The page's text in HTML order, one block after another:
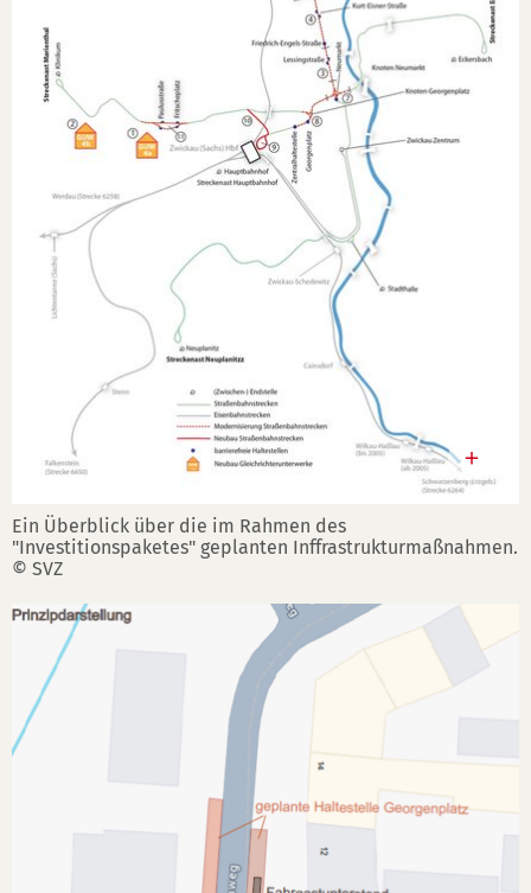
Ein Überblick über die im Rahmen des
"Investitionspaketes" geplanten Inffrastrukturmaßnahmen.
© SVZ